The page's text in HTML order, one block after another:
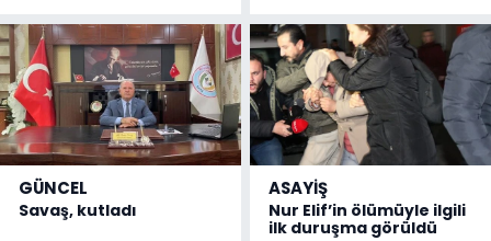
GÜNCEL
Savaş, kutladı
ASAYİŞ
Nur Elif’in ölümüyle ilgili
ilk duruşma görüldü